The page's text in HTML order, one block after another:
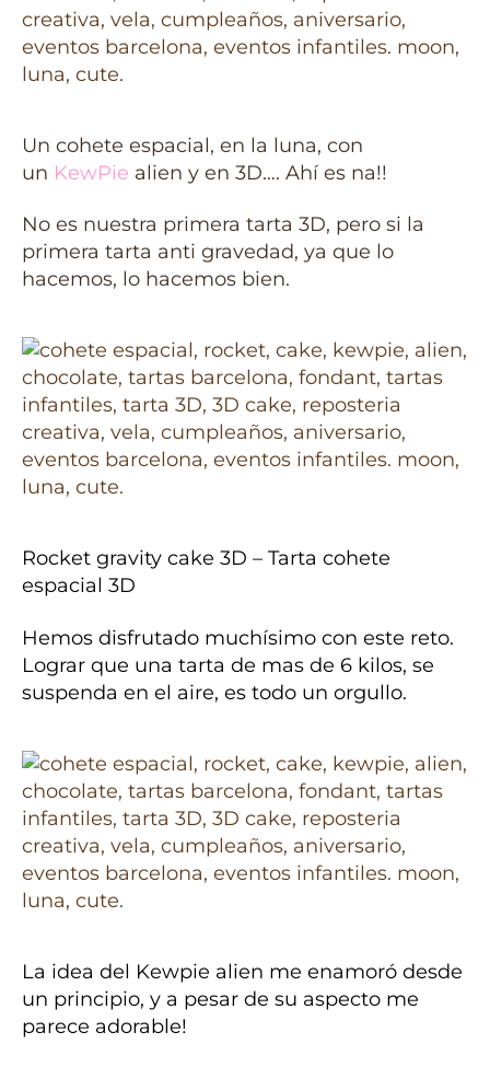
Un cohete espacial, en la luna, con
un KewPie alien y en 3D…. Ahí es na!!
No es nuestra primera tarta 3D, pero si la
primera tarta anti gravedad, ya que lo
hacemos, lo hacemos bien.
Rocket gravity cake 3D – Tarta cohete
espacial 3D
Hemos disfrutado muchísimo con este reto.
Lograr que una tarta de mas de 6 kilos, se
suspenda en el aire, es todo un orgullo.
La idea del Kewpie alien me enamoró desde
un principio, y a pesar de su aspecto me
parece adorable!